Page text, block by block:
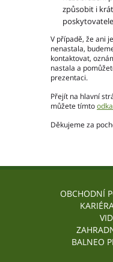
Středočeský kraj
Plzeňský kraj
Královéhradecký kraj
Jihomoravský kraj
Olomoucký kraj
způsobit i
V případě, že ani
nenastala,
kontaktovat,
nastala a
prezentaci.
Přejít na hlavní
můžete tímto
Děkujeme za
OBCHODNÍ
BALNEO